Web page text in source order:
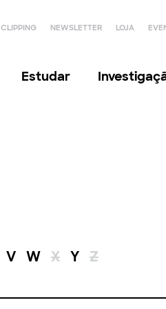
CLIPPING NEWSLETTER LOJA
Estudar
V W X Y Z